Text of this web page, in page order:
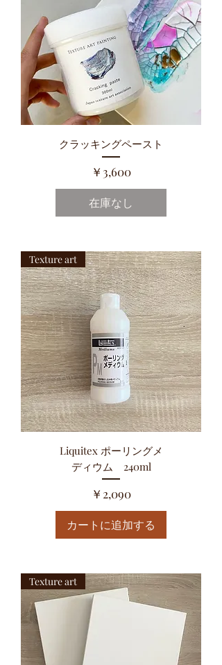
クラッキングペースト
価格
￥3,600
在庫なし
Texture art
Liquitex ポーリングメ
ディウム 240ml
価格
￥2,090
カートに追加する
Texture art